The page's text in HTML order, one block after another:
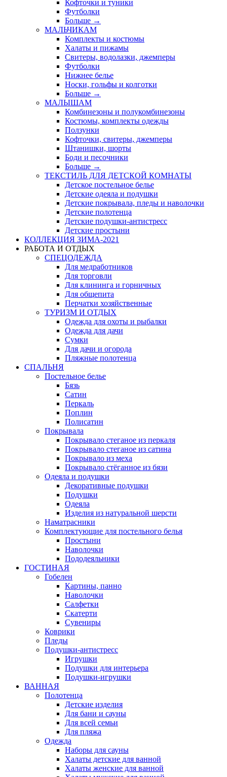
Кофточки и туники
Футболки
Больше →
МАЛЬЧИКАМ
Комплекты и костюмы
Халаты и пижамы
Свитеры, водолазки, джемперы
Футболки
Нижнее белье
Носки, гольфы и колготки
Больше →
МАЛЫШАМ
Комбинезоны и полукомбинезоны
Костюмы, комплекты одежды
Ползунки
Кофточки, свитеры, джемперы
Штанишки, шорты
Боди и песочники
Больше →
ТЕКСТИЛЬ ДЛЯ ДЕТСКОЙ КОМНАТЫ
Детское постельное белье
Детские одеяла и подушки
Детские покрывала, пледы и наволочки
Детские полотенца
Детские подушки-антистресс
Детские простыни
КОЛЛЕКЦИЯ ЗИМА-2021
РАБОТА И ОТДЫХ
СПЕЦОДЕЖДА
Для медработников
Для торговли
Для клининга и горничных
Для общепита
Перчатки хозяйственные
ТУРИЗМ И ОТДЫХ
Одежда для охоты и рыбалки
Одежда для дачи
Сумки
Для дачи и огорода
Пляжные полотенца
СПАЛЬНЯ
Постельное белье
Бязь
Сатин
Перкаль
Поплин
Полисатин
Покрывала
Покрывало стеганое из перкаля
Покрывало стеганое из сатина
Покрывало из меха
Покрывало стёганное из бязи
Одеяла и подушки
Декоративные подушки
Подушки
Одеяла
Изделия из натуральной шерсти
Наматраcники
Комплектующие для постельного белья
Простыни
Наволочки
Пододеяльники
ГОСТИНАЯ
Гобелен
Картины, панно
Наволочки
Салфетки
Скатерти
Сувениры
Коврики
Пледы
Подушки-антистресс
Игрушки
Подушки для интерьера
Подушки-игрушки
ВАННАЯ
Полотенца
Детские изделия
Для бани и сауны
Для всей семьи
Для пляжа
Одежда
Наборы для сауны
Халаты детские для ванной
Халаты женские для ванной